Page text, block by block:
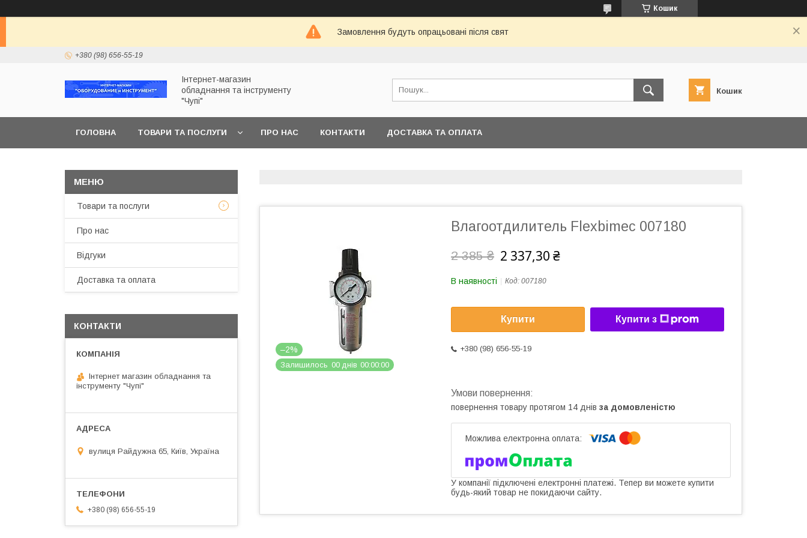
Кошик
Замовлення будуть опрацьовані після свят
+380 (98) 656-55-19
Інтернет-магазин
обладнання та інструменту
"Чупі"
Кошик
ГОЛОВНА ТОВАРИ ТА ПОСЛУГИ ПРО НАС КОНТАКТИ ДОСТАВКА ТА ОПЛАТА
–2%
Залишилось 00 днів 00 00 00
Влагоотдилитель Flexbimec 007180
2 385 ₴ 2 337,30 ₴
В наявності Код: 007180
Купити Купити з
+380 (98) 656-55-19
повернення товару протягом 14 днів за домовленістю
У компанії підключені електронні платежі. Тепер ви можете купити
будь-який товар не покидаючи сайту.
Товари та послуги
Про нас
Відгуки
Доставка та оплата
КОНТАКТИ
Інтернет магазин обладнання та
інструменту "Чупі"
вулиця Райдужна 65, Київ, Україна
+380 (98) 656-55-19